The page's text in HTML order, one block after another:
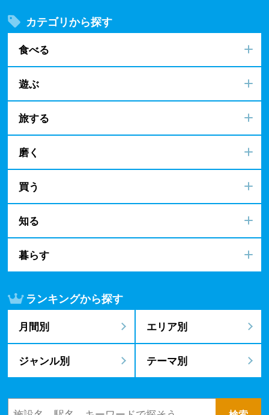
カテゴリから探す
食べる
遊ぶ
旅する
磨く
買う
知る
暮らす
ランキングから探す
月間別 エリア別
ジャンル別 テーマ別